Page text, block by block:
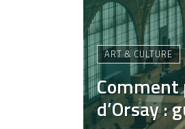
ART & CULTURE
Comment
d’Orsay :